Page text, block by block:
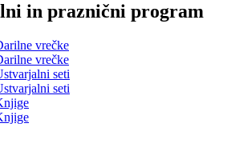
in praznični program
vrečke
vrečke
seti
seti